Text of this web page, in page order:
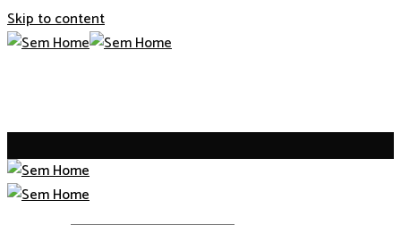
Skip to content